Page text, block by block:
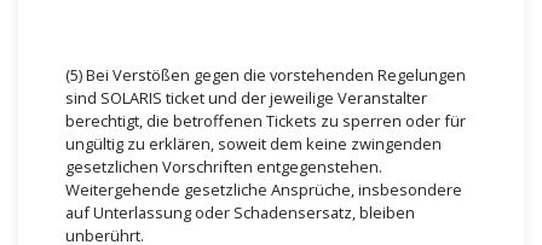
(5) Bei Verstößen gegen die vorstehenden Regelungen
sind SOLARIS ticket und der jeweilige Veranstalter
berechtigt, die betroffenen Tickets zu sperren oder für
ungültig zu erklären, soweit dem keine zwingenden
gesetzlichen Vorschriften entgegenstehen.
Weitergehende gesetzliche Ansprüche, insbesondere
auf Unterlassung oder Schadensersatz, bleiben
unberührt.